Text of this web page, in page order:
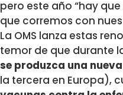
pero este año “hay
que corremos con
La OMS lanza estas
temor de que durante
se produzca una
la tercera en Europa),